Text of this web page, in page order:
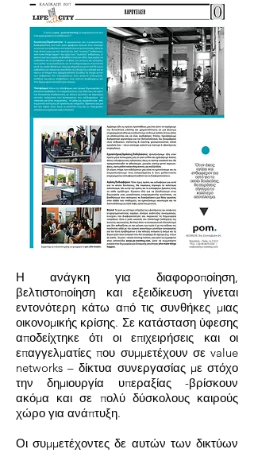
Η ανάγκη για διαφοροποίηση,
βελτιστοποίηση και εξειδίκευση γίνεται
εντονότερη κάτω από τις συνθήκες μιας
οικονομικής κρίσης. Σε κατάσταση ύφεσης
αποδείχτηκε ότι οι επιχειρήσεις και οι
επαγγελματίες που συμμετέχουν σε value
networks – δίκτυα συνεργασίας με στόχο
την δημιουργία υπεραξίας -βρίσκουν
ακόμα και σε πολύ δύσκολους καιρούς
χώρο για ανάπτυξη.
Οι συμμετέχοντες δε αυτών των δικτύων